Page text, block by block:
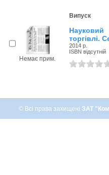
Немає прим.
Випуск
Науковий
торгівлі.
2014 р.
ISBN відсутній
© Всі права захищені ЗАТ